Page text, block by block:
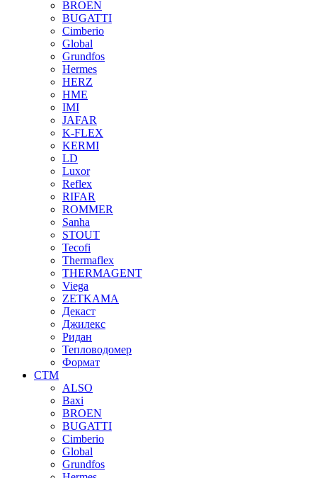
BROEN
BUGATTI
Cimberio
Global
Grundfos
Hermes
HERZ
HME
IMI
JAFAR
K-FLEX
KERMI
LD
Luxor
Reflex
RIFAR
ROMMER
Sanha
STOUT
Tecofi
Thermaflex
THERMAGENT
Viega
ZETKAMA
Декаст
Джилекс
Ридан
Тепловодомер
Формат
СТМ
ALSO
Baxi
BROEN
BUGATTI
Cimberio
Global
Grundfos